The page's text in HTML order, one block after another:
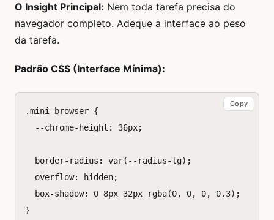
O Insight Principal: Nem toda tarefa precisa do
navegador completo. Adeque a interface ao peso
da tarefa.
Padrão CSS (Interface Mínima):
.mini-browser {
--chrome-height : 36px;
border-radius : var( --radius-lg);
overflow: hidden;
box-shadow: 0 8px 32px rgba(0, 0, 0, 0.3);
}
Copy